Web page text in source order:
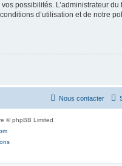
possibilités. L’administrateur
d’utilisation et de notre
Nous contacter
© phpBB Limited